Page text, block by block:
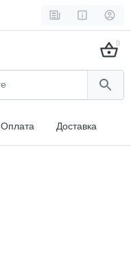
0
Оплата Доставка